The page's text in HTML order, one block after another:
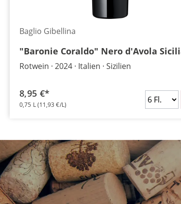
Baglio Gibellina
"Baronie Coraldo" Nero d'Avola
Rotwein 2024 Italien Sizilien
8,95 €*
0,75 L(11,93 €/L)